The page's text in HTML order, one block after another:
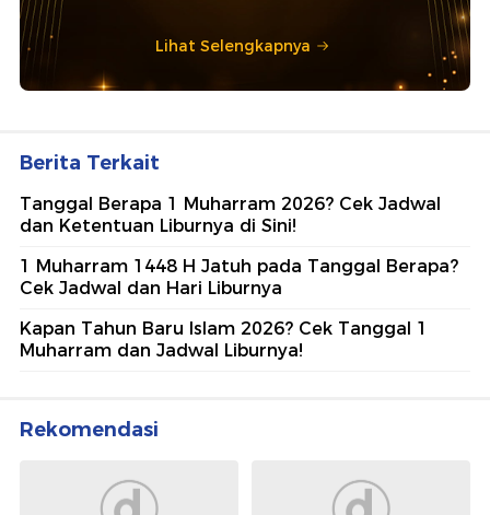
Lihat Selengkapnya
Berita Terkait
Tanggal Berapa 1 Muharram 2026? Cek Jadwal
dan Ketentuan Liburnya di Sini!
1 Muharram 1448 H Jatuh pada Tanggal Berapa?
Cek Jadwal dan Hari Liburnya
Kapan Tahun Baru Islam 2026? Cek Tanggal 1
Muharram dan Jadwal Liburnya!
Rekomendasi